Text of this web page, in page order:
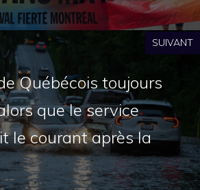
SUIVANT
Québécois toujours
que le service
le courant après la